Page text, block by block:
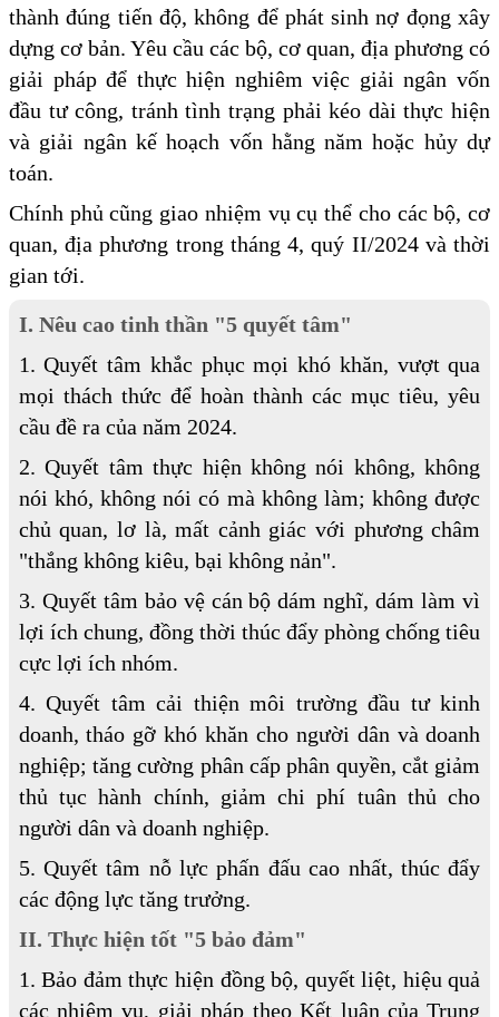
thành đúng tiến độ, không để phát sinh nợ đọng xây
dựng cơ bản. Yêu cầu các bộ, cơ quan, địa phương có
giải pháp để thực hiện nghiêm việc giải ngân vốn
đầu tư công, tránh tình trạng phải kéo dài thực hiện
và giải ngân kế hoạch vốn hằng năm hoặc hủy dự
toán.
Chính phủ cũng giao nhiệm vụ cụ thể cho các bộ, cơ
quan, địa phương trong tháng 4, quý II/2024 và thời
gian tới.
I. Nêu cao tinh thần "5 quyết tâm"
1. Quyết tâm khắc phục mọi khó khăn, vượt qua
mọi thách thức để hoàn thành các mục tiêu, yêu
cầu đề ra của năm 2024.
2. Quyết tâm thực hiện không nói không, không
nói khó, không nói có mà không làm; không được
chủ quan, lơ là, mất cảnh giác với phương châm
"thắng không kiêu, bại không nản".
3. Quyết tâm bảo vệ cán bộ dám nghĩ, dám làm vì
lợi ích chung, đồng thời thúc đẩy phòng chống tiêu
cực lợi ích nhóm.
4. Quyết tâm cải thiện môi trường đầu tư kinh
doanh, tháo gỡ khó khăn cho người dân và doanh
nghiệp; tăng cường phân cấp phân quyền, cắt giảm
thủ tục hành chính, giảm chi phí tuân thủ cho
người dân và doanh nghiệp.
5. Quyết tâm nỗ lực phấn đấu cao nhất, thúc đẩy
các động lực tăng trưởng.
II. Thực hiện tốt "5 bảo đảm"
1. Bảo đảm thực hiện đồng bộ, quyết liệt, hiệu quả
các nhiệm vụ, giải pháp theo Kết luận của Trung